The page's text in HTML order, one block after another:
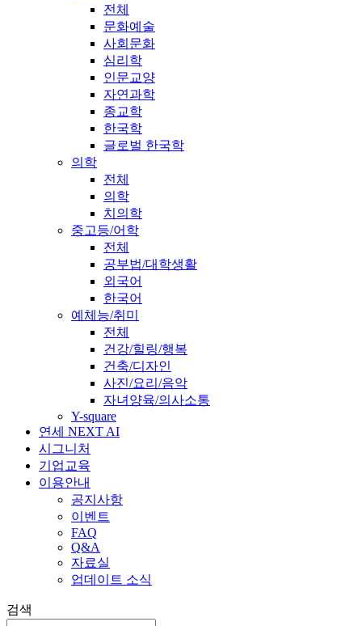
전체
문화예술
사회문화
심리학
인문교양
자연과학
종교학
한국학
글로벌 한국학
의학
전체
의학
치의학
중고등/어학
전체
공부법/대학생활
외국어
한국어
예체능/취미
전체
건강/힐링/행복
건축/디자인
사진/요리/음악
자녀양육/의사소통
Y-square
연세 NEXT AI
시그니처
기업교육
이용안내
공지사항
이벤트
FAQ
Q&A
자료실
업데이트 소식
검색